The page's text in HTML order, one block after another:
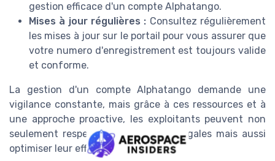
gestion efficace d'un compte Alphatango.
Mises à jour régulières : Consultez régulièrement
les mises à jour sur le portail pour vous assurer que
votre numero d'enregistrement est toujours valide
et conforme.
La gestion d'un compte Alphatango demande une
vigilance constante, mais grâce à ces ressources et à
une approche proactive, les exploitants peuvent non
seulement respecter les exigences légales mais aussi
optimiser leur efficacité opérationnelle.